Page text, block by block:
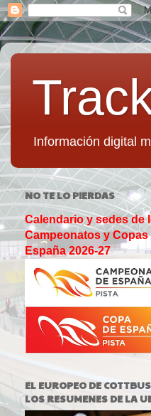
Información digital
NO TE LO PIERDAS
Calendario y sedes de
Campeonatos y Copas
España 2026-27
EL EUROPEO DE
LOS RESUMENES DE LA